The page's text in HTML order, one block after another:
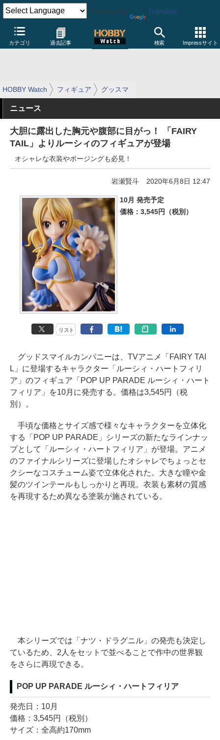
Powered by Translate
カテゴリ 過去記事 検索 Impressサイト
HOBBY Watch フィギュア グッスマ
ニュース
大胆に露出した胸元や腹部に目がっ！ 「FAIRY
TAIL」よりルーシィのフィギュアが登場
オシャレな衣装やポージングも必見！
岩瀬賢斗 2020年6月8日 12:47
10月 発売予定
価格：3,545円（税別）
リスト
グッドスマイルカンパニーは、TVアニメ「FAIRY TAI
L」に登場するキャラクター「ルーシィ・ハートフィリ
ア」のフィギュア「POP UP PARADE ルーシィ・ハート
フィリア」を10月に発売する。価格は3,545円（税
別）。
手頃な価格とサイズ感で様々なキャラクターを立体化
する「POP UP PARADE」シリーズの新たなラインナッ
プとして「ルーシィ・ハートフィリア」が登場。アニメ
のファイナルシリーズに登場したオシャレでちょっとセ
クシーなコスチューム姿で立体化された。大きな瞳や金
髪のツインテールもしっかりと再現。衣装も素材の質感
を再現するため異なる塗装が施されている。
本シリーズでは「ナツ・ドラグニル」の発売も決定し
ているため、2人をセットで並べることで作中の世界観
をさらに再現できる。
POP UP PARADE ルーシィ・ハートフィリア
発売日：10月
価格：3,545円（税別）
サイズ：全高約170mm